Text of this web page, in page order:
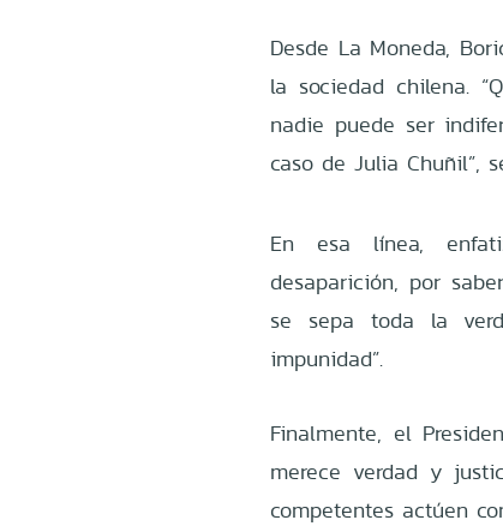
Desde La Moneda,
la sociedad chilena.
nadie puede ser
caso de Julia Chuñil”,
En esa línea,
desaparición, por
se sepa toda la
impunidad”.
Finalmente, el
merece verdad y
competentes actúen